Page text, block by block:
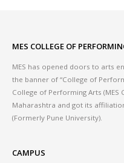
MES COLLEGE OF
MES has opened doors to arts
the banner of “College of
College of Performing Arts (MES
Maharashtra and got its
(Formerly Pune University).
CAMPUS